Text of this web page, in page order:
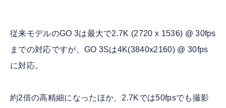
従来モデルのGO 3は最大で2.7K (2720 x 1536) @ 30fps
までの対応ですが、GO 3Sは4K(3840x2160) @ 30fps
に対応。
約2倍の高精細になったほか、2.7Kでは50fpsでも撮影